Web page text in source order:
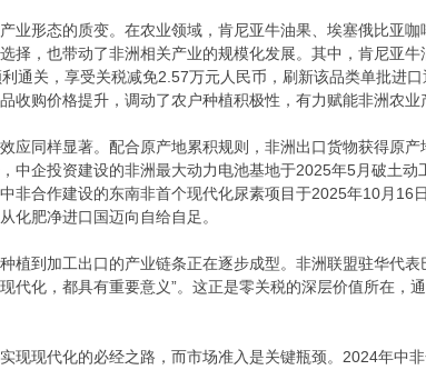
业形态的质变。在农业领域，肯尼亚牛油果、埃塞俄比亚
择，也带动了非洲相关产业的规模化发展。其中，肯尼亚
通关，享受关税减免2.57万元人民币，刷新该品类单批进
收购价格提升，调动了农户种植积极性，有力赋能非洲农业
应同样显著。配合原产地累积规则，非洲出口货物获得原
中企投资建设的非洲最大动力电池基地于2025年5月破土
非合作建设的东南非首个现代化尿素项目于2025年10月
化肥净进口国迈向自给自足。
植到加工出口的产业链条正在逐步成型。非洲联盟驻华代
代化，都具有重要意义”。这正是零关税的深层价值所在，
现现代化的必经之路，而市场准入是关键瓶颈。2024年中